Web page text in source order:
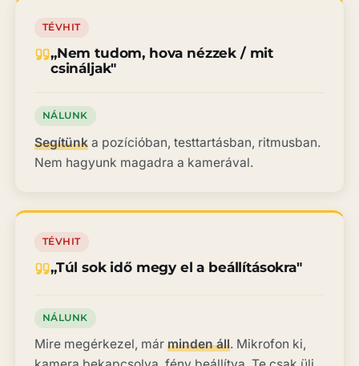
TÉVHIT
„Nem tudom, hova nézzek / mit
csináljak"
NÁLUNK
Segítünka pozícióban, testtartásban, ritmusban.
Nem hagyunk magadra a kamerával.
TÉVHIT
„Túl sok idő megy el a beállításokra"
NÁLUNK
Mire megérkezel, már minden áll. Mikrofon ki,